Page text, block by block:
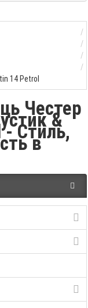
14 Petrol
Честер
&
Стиль,
в